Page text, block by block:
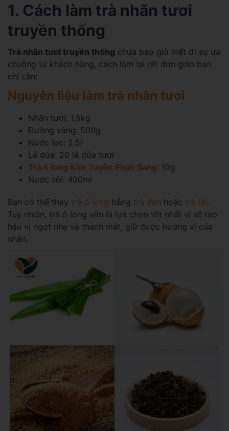
1. Cách làm trà nhãn tươi
truyền thống
Trà nhãn tươi truyền thống chưa bao giờ mất đi sự ưa
chuộng từ khách hàng, cách làm lại rất đơn giản bạn
chỉ cần:
Nguyên liệu làm trà nhãn tươi
Nhãn tươi: 1,5kg
Đường vàng: 500g
Nước lọc: 2,5l
Lá dứa: 20 lá dứa tươi
Trà ô long Kim Tuyên Phúc Sang: 10g
Nước sôi: 400ml
Bạn có thể thay trà ô long bằng trà đen hoặc trà lài.
Tuy nhiên, trà ô long vẫn là lựa chọn tốt nhất vì sẽ tạo
hậu vị ngọt nhẹ và thanh mát, giữ được hương vị của
nhãn.